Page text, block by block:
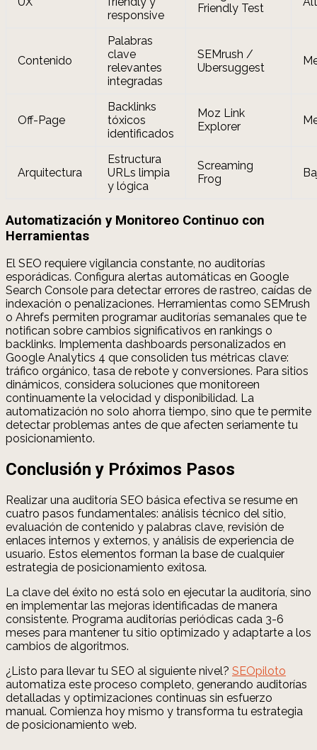
responsive
Friendly Test
Contenido
Palabras
clave
relevantes
integradas
SEMrush /
Ubersuggest
Off-Page
Backlinks
tóxicos
identificados
Moz Link
Explorer
Arquitectura
Estructura
URLs limpia
y lógica
Screaming
Frog
Automatización y Monitoreo Continuo con
Herramientas
El SEO requiere vigilancia constante, no auditorías
esporádicas. Configura alertas automáticas en Google
Search Console para detectar errores de rastreo, caídas de
indexación o penalizaciones. Herramientas como SEMrush
o Ahrefs permiten programar auditorías semanales que te
notifican sobre cambios significativos en rankings o
backlinks. Implementa dashboards personalizados en
Google Analytics 4 que consoliden tus métricas clave:
tráfico orgánico, tasa de rebote y conversiones. Para sitios
dinámicos, considera soluciones que monitoreen
continuamente la velocidad y disponibilidad. La
automatización no solo ahorra tiempo, sino que te permite
detectar problemas antes de que afecten seriamente tu
posicionamiento.
Conclusión y Próximos Pasos
Realizar una auditoría SEO básica efectiva se resume en
cuatro pasos fundamentales: análisis técnico del sitio,
evaluación de contenido y palabras clave, revisión de
enlaces internos y externos, y análisis de experiencia de
usuario. Estos elementos forman la base de cualquier
estrategia de posicionamiento exitosa.
La clave del éxito no está solo en ejecutar la auditoría, sino
en implementar las mejoras identificadas de manera
consistente. Programa auditorías periódicas cada 3-6
meses para mantener tu sitio optimizado y adaptarte a los
cambios de algoritmos.
¿Listo para llevar tu SEO al siguiente nivel? SEOpiloto
automatiza este proceso completo, generando auditorías
detalladas y optimizaciones continuas sin esfuerzo
manual. Comienza hoy mismo y transforma tu estrategia
de posicionamiento web.